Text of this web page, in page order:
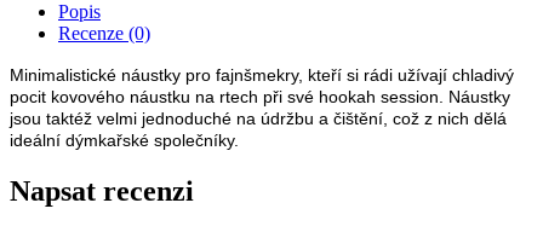
Popis
Recenze (0)
Minimalistické náustky pro fajnšmekry, kteří si rádi užívají chladivý
pocit kovového náustku na rtech při své hookah session. Náustky
jsou taktéž velmi jednoduché na údržbu a čištění, což z nich dělá
ideální dýmkařské společníky.
Napsat recenzi